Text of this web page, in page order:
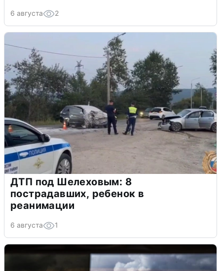
6 августа 2
ДТП под Шелеховым: 8
пострадавших, ребенок в
реанимации
6 августа 1